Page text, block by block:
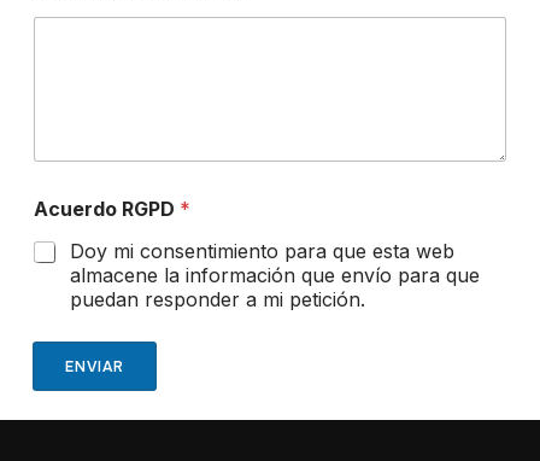
o
Acuerdo RGPD *
Doy mi consentimiento para que esta web
almacene la información que envío para que
puedan responder a mi petición.
ENVIAR